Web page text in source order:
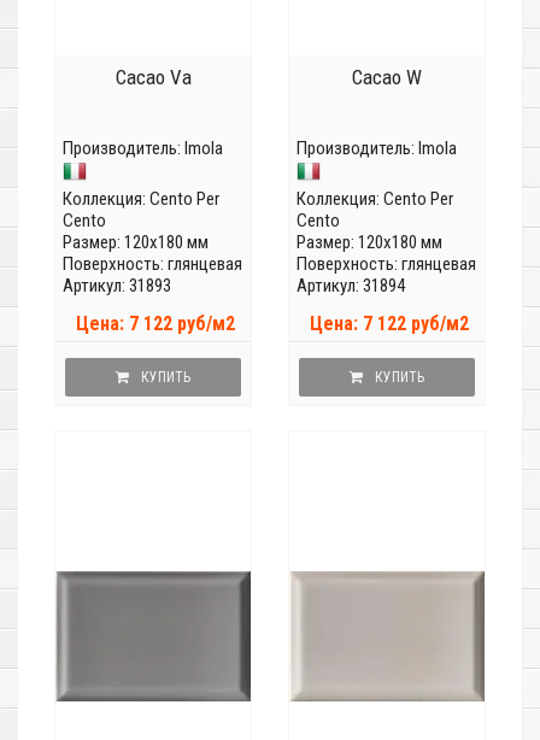
Cacao Va
Производитель: Imola
Коллекция: Cento Per
Cento
Размер: 120x180 мм
Поверхность: глянцевая
Артикул: 31893
Цена: 7 122 руб/м2
КУПИТЬ
Cacao W
Производитель: Imola
Коллекция: Cento Per
Cento
Размер: 120x180 мм
Поверхность: глянцевая
Артикул: 31894
Цена: 7 122 руб/м2
КУПИТЬ